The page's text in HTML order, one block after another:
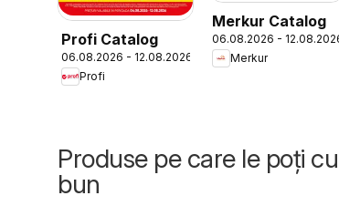
Profi Catalog
06.08.2026 - 12.08.2026
Profi
Merkur Catalog
06.08.2026 -
Merkur
Produse pe care le poți
bun